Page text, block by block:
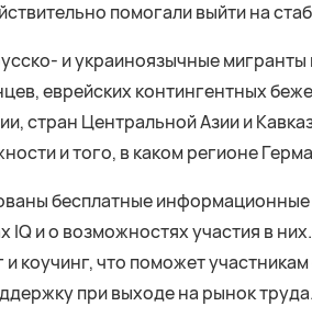
помогали выйти на
и украиноязычные
еврейских контингентных
стран Центральной Азии и
и того, в каком регионе
бесплатные
IQ и о возможностях участия в
коучинг, что поможет
при выходе на рынок труда.